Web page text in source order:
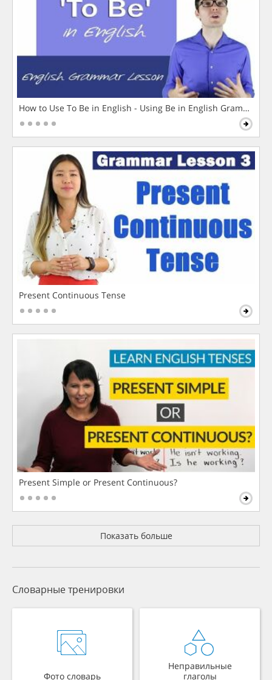
How to Use To Be in English - Using Be in English Grammar
Present Continuous Tense
Present Simple or Present Continuous?
Показать больше
Словарные тренировки
Фото словарь
Неправильные
глаголы